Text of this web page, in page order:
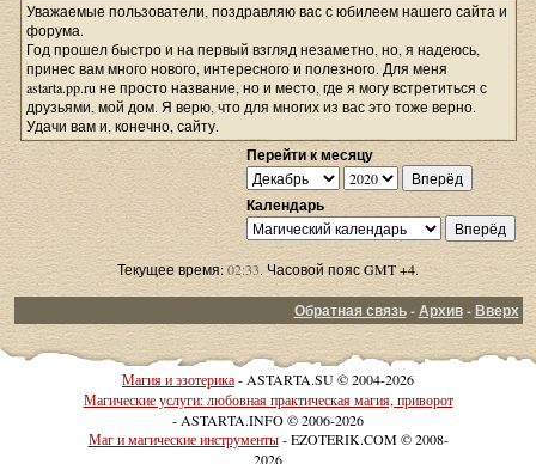
Уважаемые пользователи, поздравляю вас с юбилеем нашего сайта и
форума.
Год прошел быстро и на первый взгляд незаметно, но, я надеюсь,
принес вам много нового, интересного и полезного. Для меня
astarta.pp.ru не просто название, но и место, где я могу встретиться с
друзьями, мой дом. Я верю, что для многих из вас это тоже верно.
Удачи вам и, конечно, сайту.
Перейти к месяцу
Календарь
Текущее время:02:33. Часовой пояс GMT +4.
Обратная связь-Архив-Вверх
Магия и эзотерика- ASTARTA.SU © 2004-2026
Магические услуги: любовная практическая магия, приворот
- ASTARTA.INFO © 2006-2026
Маг и магические инструменты- EZOTERIK.COM © 2008-
2026